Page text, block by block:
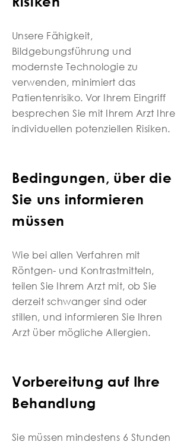
Unsere Fähigkeit,
Bildgebungsführung und
modernste Technologie zu
verwenden, minimiert das
Patientenrisiko. Vor Ihrem Eingriff
besprechen Sie mit Ihrem Arzt Ihre
individuellen potenziellen Risiken.
Bedingungen, über die
Sie uns informieren
müssen
Wie bei allen Verfahren mit
Röntgen- und Kontrastmitteln,
teilen Sie Ihrem Arzt mit, ob Sie
derzeit schwanger sind oder
stillen, und informieren Sie Ihren
Arzt über mögliche Allergien.
Vorbereitung auf Ihre
Behandlung
Sie müssen mindestens 6 Stunden